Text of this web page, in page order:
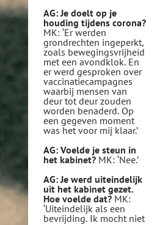
AG: Je doelt op je
houding tijdens corona?
MK: ‘Er werden
grondrechten ingeperkt,
zoals bewegingsvrijheid
met een avondklok. En
er werd gesproken over
vaccinatiecampagnes
waarbij mensen van
deur tot deur zouden
worden benaderd. Op
een gegeven moment
was het voor mij klaar.’
AG: Voelde je steun in
het kabinet?MK: ‘Nee.’
AG: Je werd uiteindelijk
uit het kabinet gezet.
Hoe voelde dat? MK:
‘Uiteindelijk als een
bevrijding. Ik mocht niet